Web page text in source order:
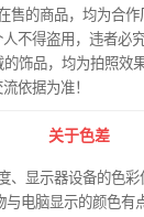
售的商品，均为合
不得盗用，违者必究
饰品，均为拍照效
依据为准！
关于色差
、显示器设备的色
与电脑显示的颜色有